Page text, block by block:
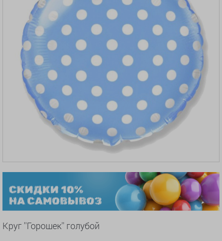
Круг ''Горошек'' голубой